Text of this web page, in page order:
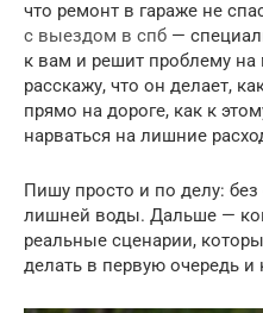
что ремонт в гараже не
с выездом в спб —
к вам и решит проблему на
расскажу, что он делает,
прямо на дороге, как к
нарваться на лишние
Пишу просто и по делу:
лишней воды. Дальше —
реальные сценарии,
делать в первую очередь и